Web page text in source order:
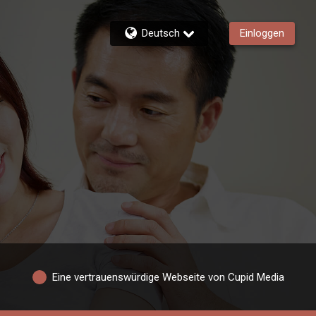
Deutsch Einloggen
Eine vertrauenswürdige Webseite von Cupid Media